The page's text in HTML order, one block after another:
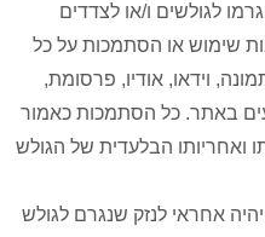
לגולשים ו/או לצדדים
שימוש או הסתמכות על כל
וידאו, אודיו, פרסומת,
באתר. כל הסתמכות כאמור
ואחריותו הבלעדית של הגולש
אחראי לנזק שנגרם לגולש